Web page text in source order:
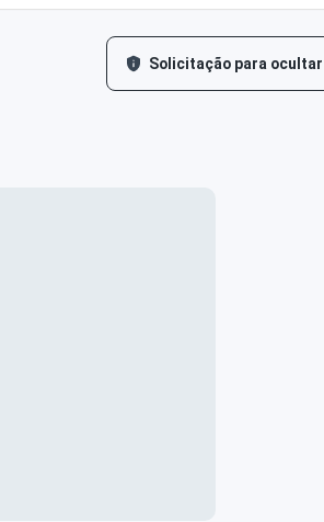
Solicitação para ocultar